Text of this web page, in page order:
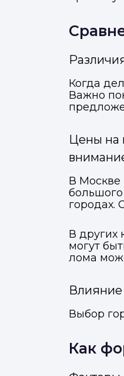
Когда
Важно
Цены на
В Москве
городах.
В других
могут
лома
Выбор
Как